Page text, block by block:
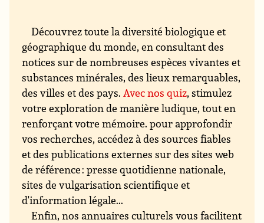
Découvrez toute la diversité biologique et
géographique du monde, en consultant des
notices sur de nombreuses espèces vivantes et
substances minérales, des lieux remarquables,
des villes et des pays. Avec nos quiz, stimulez
votre exploration de manière ludique, tout en
renforçant votre mémoire. pour approfondir
vos recherches, accédez à des sources fiables
et des publications externes sur des sites web
de référence : presse quotidienne nationale,
sites de vulgarisation scientifique et
d'information légale...
Enfin, nos annuaires culturels vous facilitent